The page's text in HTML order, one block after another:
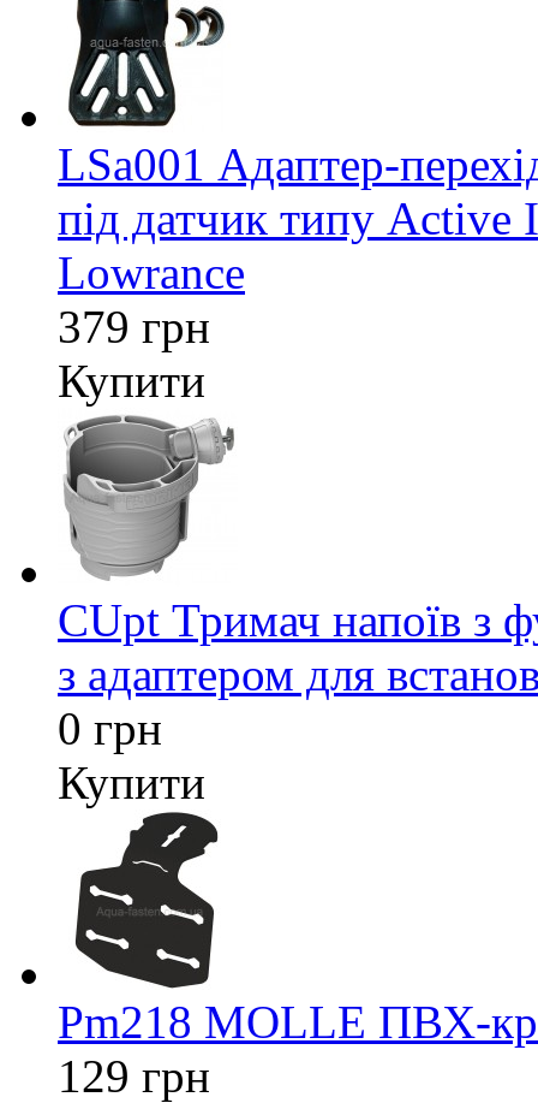
LSa001 Адаптер-
під датчик типу Active
Lowrance
379 грн
Купити
CUpt Тримач напоїв з
з адаптером для
0 грн
Купити
Pm218 MOLLE ПВХ-
129 грн